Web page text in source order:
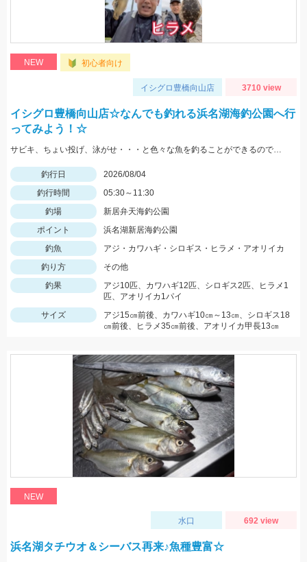
NEW 初心者向け
イシグロ豊橋向山店 3710 view
イシグロ豊橋向山店☆なんでも釣れる浜名湖海釣公園へ行
ってみよう！☆
サビキ、ちょい投げ、泳がせ・・・と色々な魚を釣ることができるので仕掛けも何種類か用意していけば楽しむことができますよ！
釣行日
2026/08/04
釣行時間
05:30～11:30
釣場
新居弁天海釣公園
ポイント
浜名湖新居海釣公園
釣魚
アジ・カワハギ・シロギス・ヒラメ・アオリイカ
釣り方
その他
釣果
アジ10匹、カワハギ12匹、シロギス2匹、ヒラメ1
匹、アオリイカ1パイ
サイズ
アジ15㎝前後、カワハギ10㎝～13㎝、シロギス18
㎝前後、ヒラメ35㎝前後、アオリイカ甲長13㎝
NEW
水口 692 view
浜名湖タチウオ＆シーバス再来♪魚種豊富☆